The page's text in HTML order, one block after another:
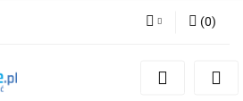
Zaloguj się
(0)